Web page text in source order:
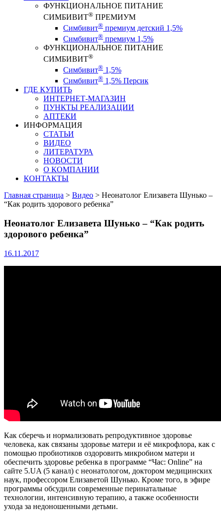
ФУНКЦИОНАЛЬНОЕ ПИТАНИЕ
СИМБИВИТ® ПРЕМИУМ
Симбивит® премиум детский 1,5%
Симбивит® премиум 1,5%
ФУНКЦИОНАЛЬНОЕ ПИТАНИЕ
СИМБИВИТ®
Симбивит® 1,5%
Симбивит® 1,5% Персик
ГДЕ КУПИТЬ
ИНТЕРНЕТ-МАГАЗИН
ПУНКТЫ РЕАЛИЗАЦИИ
АПТЕКИ
ИНФОРМАЦИЯ
СТАТЬИ
ВИДЕО
ЛИТЕРАТУРА
НОВОСТИ
О КОМПАНИИ
КОНТАКТЫ
Главная страница > Видео > Неонатолог Елизавета Шунько –
“Как родить здорового ребенка”
Неонатолог Елизавета Шунько – “Как родить
здорового ребенка”
16.11.2017
Как сберечь и нормализовать репродуктивное здоровье
человека, как связаны здоровье матери и её микрофлора, как с
помощью пробиотиков оздоровить микробиом матери и
обеспечить здоровье ребенка в программе “Час: Online” на
сайте 5.UA (5 канал) с неонатологом, доктором медицинских
наук, профессором Елизаветой Шунько. Кроме того, в эфире
программы обсудили современные перинатальные
технологии, интенсивную терапию, а также особенности
ухода за недоношенными детьми.